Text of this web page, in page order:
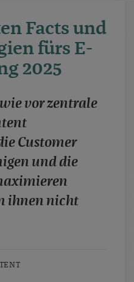
Facts und
fürs E-
2025
vor zentrale
Customer
und die
ihnen nicht